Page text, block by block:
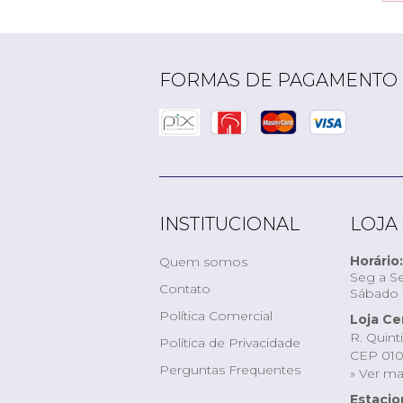
FORMAS DE PAGAMENTO
INSTITUCIONAL
Quem somos
Contato
Política Comercial
Política de Privacidade
Perguntas Frequentes
LOJA
Horário:
Seg a
Sábado
Loja
R.
CEP
» Ver